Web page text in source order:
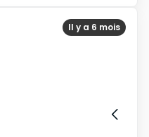
Il y a 6 mois